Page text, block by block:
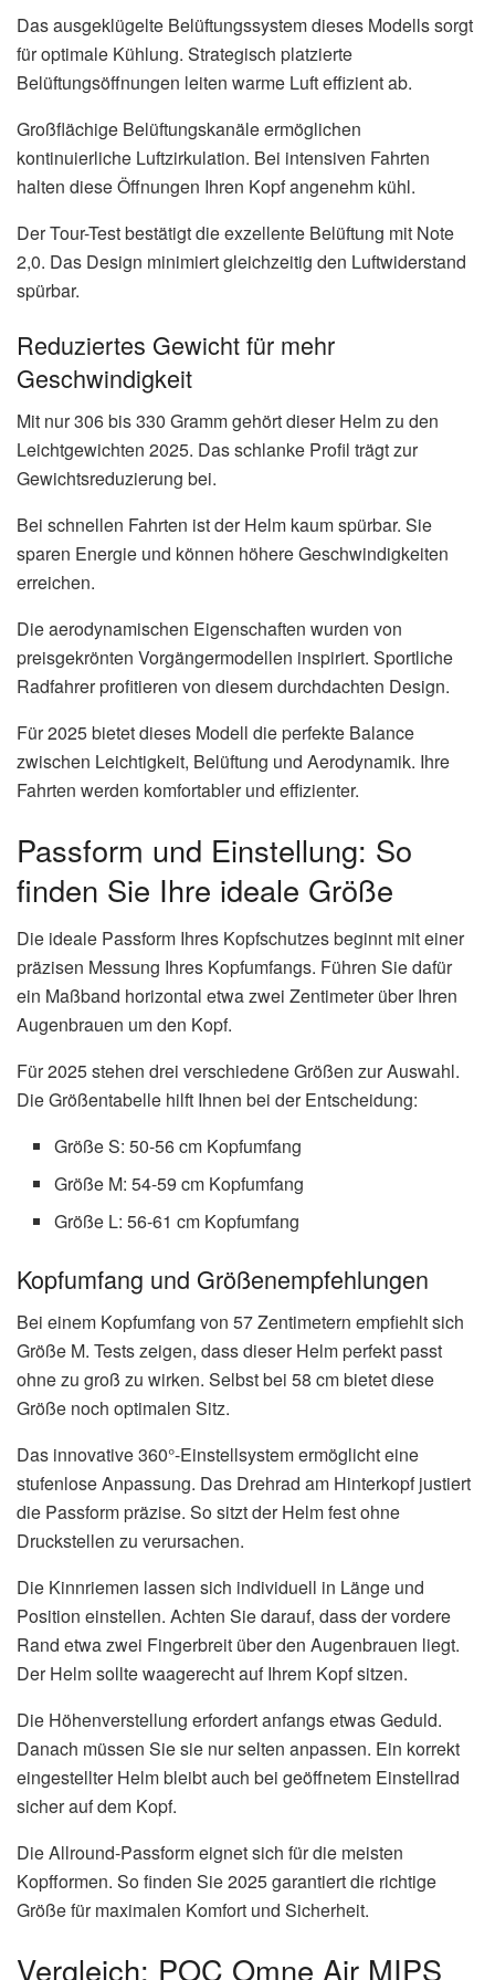
Das ausgeklügelte Belüftungssystem dieses Modells sorgt
für optimale Kühlung. Strategisch platzierte
Belüftungsöffnungen leiten warme Luft effizient ab.
Großflächige Belüftungskanäle ermöglichen
kontinuierliche Luftzirkulation. Bei intensiven Fahrten
halten diese Öffnungen Ihren Kopf angenehm kühl.
Der Tour-Test bestätigt die exzellente Belüftung mit Note
2,0. Das Design minimiert gleichzeitig den Luftwiderstand
spürbar.
Reduziertes Gewicht für mehr
Geschwindigkeit
Mit nur 306 bis 330 Gramm gehört dieser Helm zu den
Leichtgewichten 2025. Das schlanke Profil trägt zur
Gewichtsreduzierung bei.
Bei schnellen Fahrten ist der Helm kaum spürbar. Sie
sparen Energie und können höhere Geschwindigkeiten
erreichen.
Die aerodynamischen Eigenschaften wurden von
preisgekrönten Vorgängermodellen inspiriert. Sportliche
Radfahrer profitieren von diesem durchdachten Design.
Für 2025 bietet dieses Modell die perfekte Balance
zwischen Leichtigkeit, Belüftung und Aerodynamik. Ihre
Fahrten werden komfortabler und effizienter.
Passform und Einstellung: So
finden Sie Ihre ideale Größe
Die ideale Passform Ihres Kopfschutzes beginnt mit einer
präzisen Messung Ihres Kopfumfangs. Führen Sie dafür
ein Maßband horizontal etwa zwei Zentimeter über Ihren
Augenbrauen um den Kopf.
Für 2025 stehen drei verschiedene Größen zur Auswahl.
Die Größentabelle hilft Ihnen bei der Entscheidung:
Größe S: 50-56 cm Kopfumfang
Größe M: 54-59 cm Kopfumfang
Größe L: 56-61 cm Kopfumfang
Kopfumfang und Größenempfehlungen
Bei einem Kopfumfang von 57 Zentimetern empfiehlt sich
Größe M. Tests zeigen, dass dieser Helm perfekt passt
ohne zu groß zu wirken. Selbst bei 58 cm bietet diese
Größe noch optimalen Sitz.
Das innovative 360°-Einstellsystem ermöglicht eine
stufenlose Anpassung. Das Drehrad am Hinterkopf justiert
die Passform präzise. So sitzt der Helm fest ohne
Druckstellen zu verursachen.
Die Kinnriemen lassen sich individuell in Länge und
Position einstellen. Achten Sie darauf, dass der vordere
Rand etwa zwei Fingerbreit über den Augenbrauen liegt.
Der Helm sollte waagerecht auf Ihrem Kopf sitzen.
Die Höhenverstellung erfordert anfangs etwas Geduld.
Danach müssen Sie sie nur selten anpassen. Ein korrekt
eingestellter Helm bleibt auch bei geöffnetem Einstellrad
sicher auf dem Kopf.
Die Allround-Passform eignet sich für die meisten
Kopfformen. So finden Sie 2025 garantiert die richtige
Größe für maximalen Komfort und Sicherheit.
Vergleich: POC Omne Air MIPS